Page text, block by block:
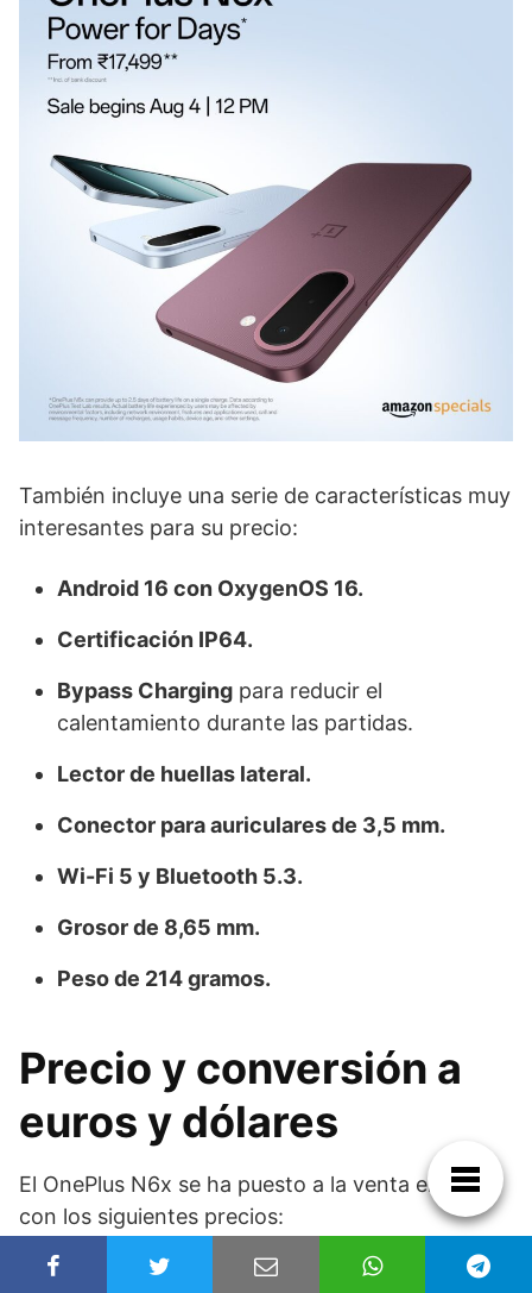
También incluye una serie de características muy
interesantes para su precio:
Android 16 con OxygenOS 16.
Certificación IP64.
Bypass Charging para reducir el
calentamiento durante las partidas.
Lector de huellas lateral.
Conector para auriculares de 3,5 mm.
Wi-Fi 5 y Bluetooth 5.3.
Grosor de 8,65 mm.
Peso de 214 gramos.
Precio y conversión a
euros y dólares
El OnePlus N6x se ha puesto a la venta en India
con los siguientes precios:
Aprox. en